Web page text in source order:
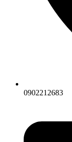
0902212683